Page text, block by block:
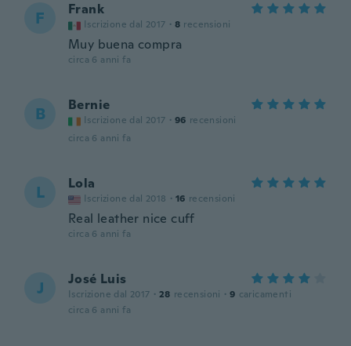
F Frank
Iscrizione dal 2017 · 8 recensioni
Muy buena compra
circa 6 anni fa
B Bernie
Iscrizione dal 2017 · 96 recensioni
circa 6 anni fa
L Lola
Iscrizione dal 2018 · 16 recensioni
Real leather nice cuff
circa 6 anni fa
J José Luis
Iscrizione dal 2017 · 28 recensioni · 9 caricamenti
circa 6 anni fa